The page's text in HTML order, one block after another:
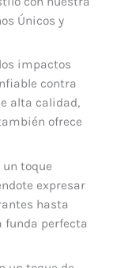
Únicos y
impactos
contra
alta calidad,
ofrece
toque
expresar
hasta
funda perfecta